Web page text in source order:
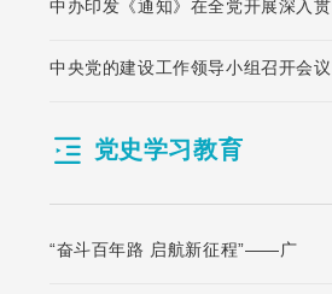
中办印发《通知》在全党开展深入贯
中央党的建设工作领导小组召开会议
党史学习教育
“奋斗百年路 启航新征程”——广